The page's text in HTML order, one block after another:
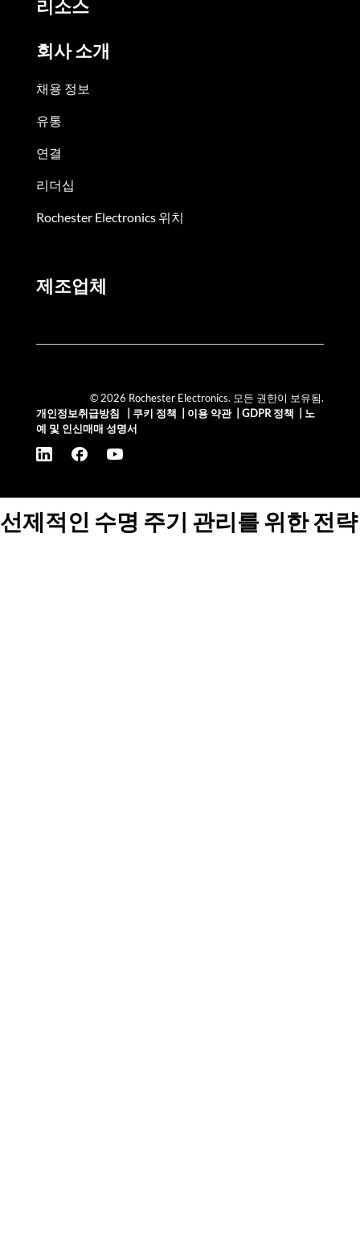
리소스
회사 소개
채용 정보
유통
연결
리더십
Rochester Electronics 위치
제조업체
© 2026 Rochester Electronics. 모든 권한이 보유됨.
개인정보취급방침
쿠키 정책 이용 약관| GDPR 정책
노
예 및 인신매매 성명서
선제적인 수명 주기 관리를 위한 전략